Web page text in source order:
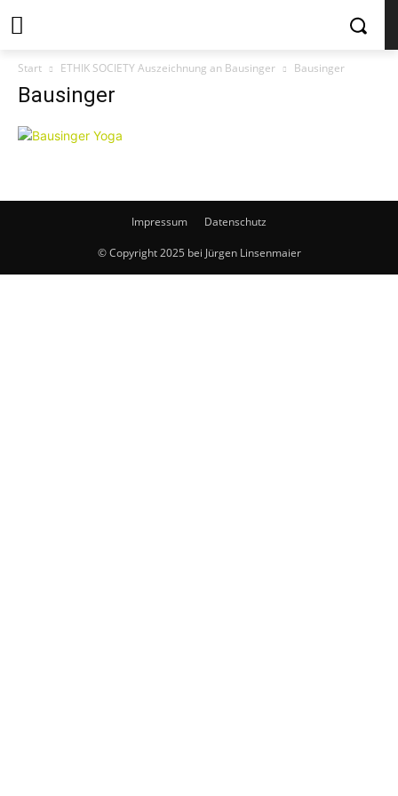
Start ETHIK SOCIETY Auszeichnung an Bausinger Bausinger
Bausinger
Impressum Datenschutz
© Copyright 2025 bei Jürgen Linsenmaier